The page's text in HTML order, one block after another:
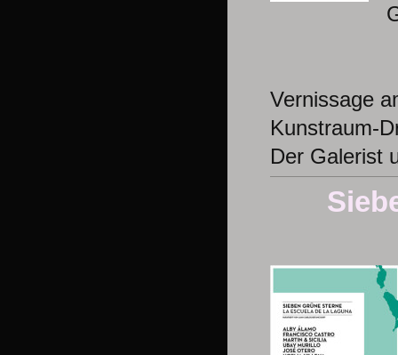
Vernissage
Kunstraum-
Der Galerist